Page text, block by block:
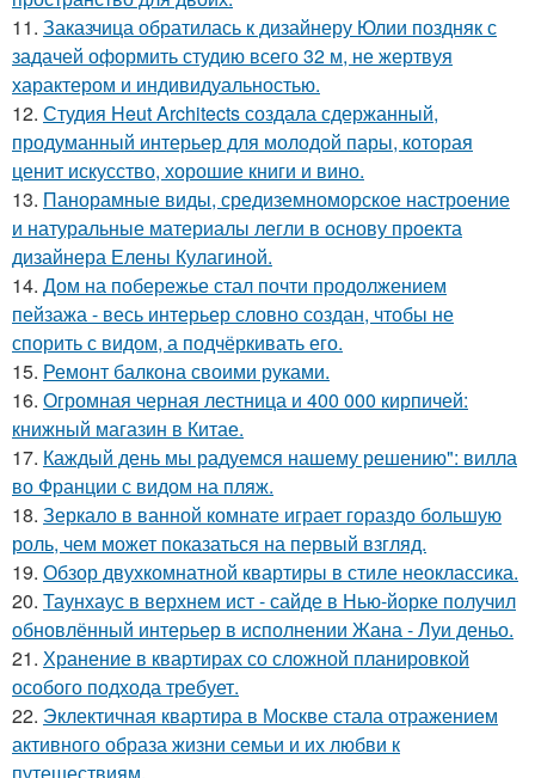
11. Заказчица обратилась к дизайнеру Юлии поздняк с
задачей оформить студию всего 32 м, не жертвуя
характером и индивидуальностью.
12. Студия Heut Architects создала сдержанный,
продуманный интерьер для молодой пары, которая
ценит искусство, хорошие книги и вино.
13. Панорамные виды, средиземноморское настроение
и натуральные материалы легли в основу проекта
дизайнера Елены Кулагиной.
14. Дом на побережье стал почти продолжением
пейзажа - весь интерьер словно создан, чтобы не
спорить с видом, а подчёркивать его.
15. Ремонт балкона своими руками.
16. Огромная черная лестница и 400 000 кирпичей:
книжный магазин в Китае.
17. Каждый день мы радуемся нашему решению": вилла
во Франции с видом на пляж.
18. Зеркало в ванной комнате играет гораздо большую
роль, чем может показаться на первый взгляд.
19. Обзор двухкомнатной квартиры в стиле неоклассика.
20. Таунхаус в верхнем ист - сайде в Нью-йорке получил
обновлённый интерьер в исполнении Жана - Луи деньо.
21. Хранение в квартирах со сложной планировкой
особого подхода требует.
22. Эклектичная квартира в Москве стала отражением
активного образа жизни семьи и их любви к